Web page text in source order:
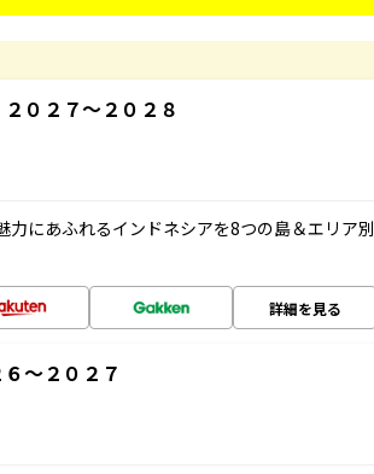
０２７～２０２８
にあふれるインドネシアを8つの島＆エリア別
詳細を見る
～２０２７